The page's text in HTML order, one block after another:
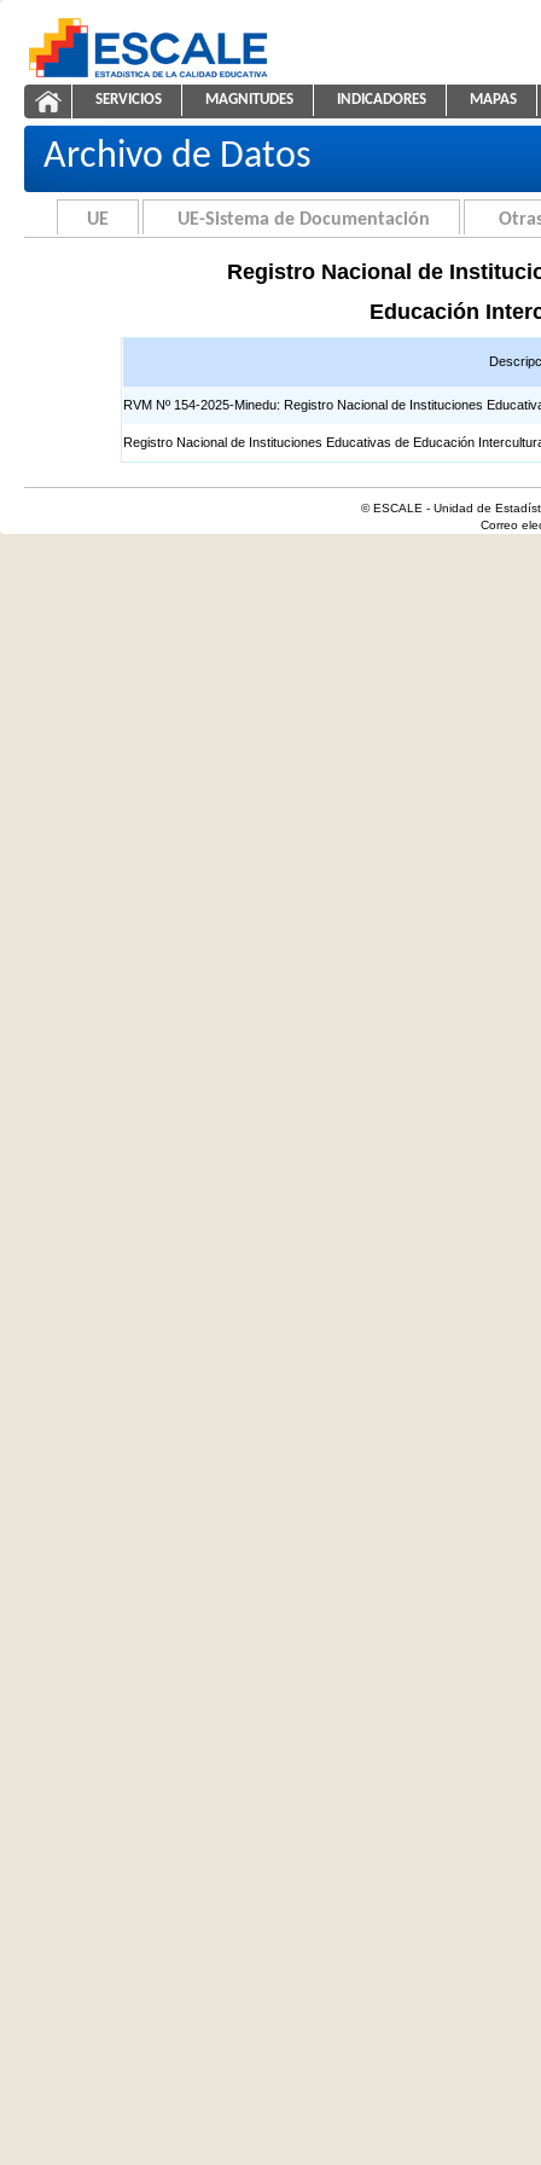
ESCALE - Unidad de Estadística Educativa
Registros EIB
NAVEGACIÓN
SERVICIOS MAGNITUDES INDICADORES MAPAS
Archivo de Datos
UE UE-Sistema de Documentación
Registro Nacional de
Educación
RVM Nº 154-2025-Minedu: Registro Nacional de Instituciones
Registro Nacional de Instituciones Educativas de Educación
© ESCALE - Unidad de
Correo